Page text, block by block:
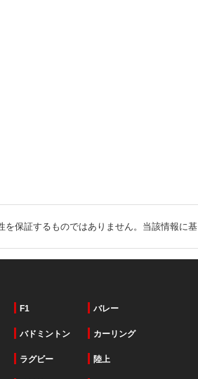
保証するものではありません。当該情報に基
F1 バレー
バドミントン カーリング
ラグビー 陸上